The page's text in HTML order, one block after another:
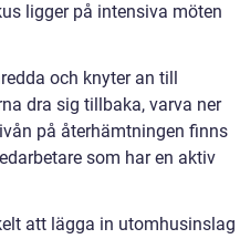
ligger på intensiva möten
och knyter an till
dra sig tillbaka, varva ner
på återhämtningen finns
som har en aktiv
att lägga in utomhusinslag